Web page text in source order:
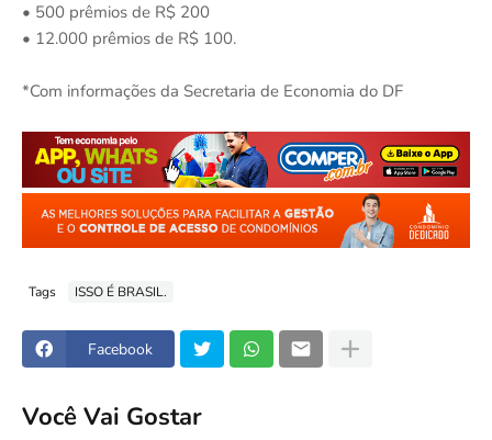
• 500 prêmios de R$ 200
• 12.000 prêmios de R$ 100.
*Com informações da Secretaria de Economia do DF
Tags ISSO É BRASIL.
Facebook
Você Vai Gostar